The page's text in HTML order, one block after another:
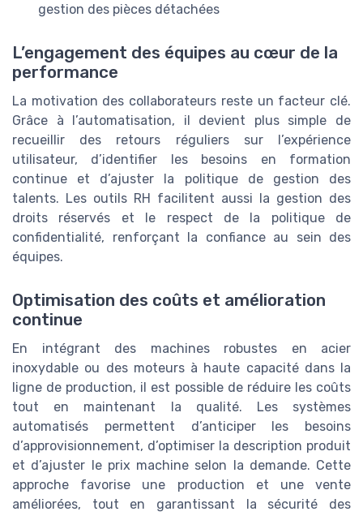
gestion des pièces détachées
L’engagement des équipes au cœur de la
performance
La motivation des collaborateurs reste un facteur clé.
Grâce à l’automatisation, il devient plus simple de
recueillir des retours réguliers sur l’expérience
utilisateur, d’identifier les besoins en formation
continue et d’ajuster la politique de gestion des
talents. Les outils RH facilitent aussi la gestion des
droits réservés et le respect de la politique de
confidentialité, renforçant la confiance au sein des
équipes.
Optimisation des coûts et amélioration
continue
En intégrant des machines robustes en acier
inoxydable ou des moteurs à haute capacité dans la
ligne de production, il est possible de réduire les coûts
tout en maintenant la qualité. Les systèmes
automatisés permettent d’anticiper les besoins
d’approvisionnement, d’optimiser la description produit
et d’ajuster le prix machine selon la demande. Cette
approche favorise une production et une vente
améliorées, tout en garantissant la sécurité des